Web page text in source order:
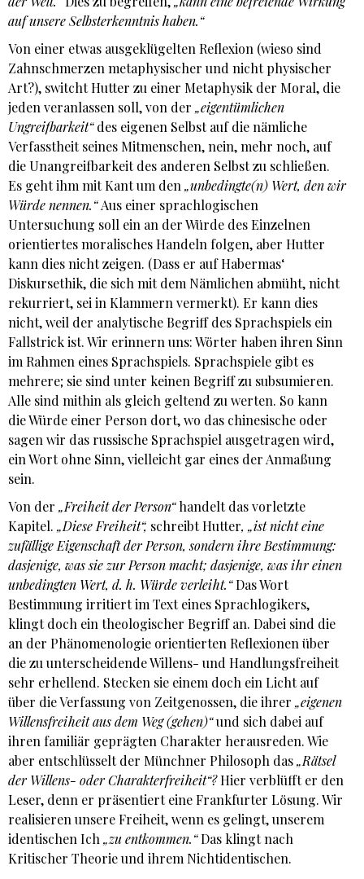
auf unsere Selbsterkenntnis haben.“
Von einer etwas ausgeklügelten Reflexion (wieso sind
Zahnschmerzen metaphysischer und nicht physischer
Art?), switcht Hutter zu einer Metaphysik der Moral, die
jeden veranlassen soll, von der „eigentümlichen
Ungreifbarkeit“des eigenen Selbst auf die nämliche
Verfasstheit seines Mitmenschen, nein, mehr noch, auf
die Unangreifbarkeit des anderen Selbst zu schließen.
Es geht ihm mit Kant um den„unbedingte(n) Wert, den wir
Würde nennen.“Aus einer sprachlogischen
Untersuchung soll ein an der Würde des Einzelnen
orientiertes moralisches Handeln folgen, aber Hutter
kann dies nicht zeigen. (Dass er auf Habermas‘
Diskursethik, die sich mit dem Nämlichen abmüht, nicht
rekurriert, sei in Klammern vermerkt). Er kann dies
nicht, weil der analytische Begriff des Sprachspiels ein
Fallstrick ist. Wir erinnern uns: Wörter haben ihren Sinn
im Rahmen eines Sprachspiels. Sprachspiele gibt es
mehrere; sie sind unter keinen Begriff zu subsumieren.
Alle sind mithin als gleich geltend zu werten. So kann
die Würde einer Person dort, wo das chinesische oder
sagen wir das russische Sprachspiel ausgetragen wird,
ein Wort ohne Sinn, vielleicht gar eines der Anmaßung
sein.
Von der „Freiheit der Person“handelt das vorletzte
Kapitel. „Diese Freiheit“, schreibt Hutter, „ist nicht eine
zufällige Eigenschaft der Person, sondern ihre Bestimmung:
dasjenige, was sie zur Person macht; dasjenige, was ihr einen
unbedingten Wert, d. h. Würde verleiht.“Das Wort
Bestimmung irritiert im Text eines Sprachlogikers,
klingt doch ein theologischer Begriff an. Dabei sind die
an der Phänomenologie orientierten Reflexionen über
die zu unterscheidende Willens- und Handlungsfreiheit
sehr erhellend. Stecken sie einem doch ein Licht auf
über die Verfassung von Zeitgenossen, die ihrer „eigenen
Willensfreiheit aus dem Weg (gehen)“und sich dabei auf
ihren familiär geprägten Charakter herausreden. Wie
aber entschlüsselt der Münchner Philosoph das„Rätsel
der Willens- oder Charakterfreiheit“?Hier verblüfft er den
Leser, denn er präsentiert eine Frankfurter Lösung. Wir
realisieren unsere Freiheit, wenn es gelingt, unserem
identischen Ich„zu entkommen.“Das klingt nach
Kritischer Theorie und ihrem Nichtidentischen.